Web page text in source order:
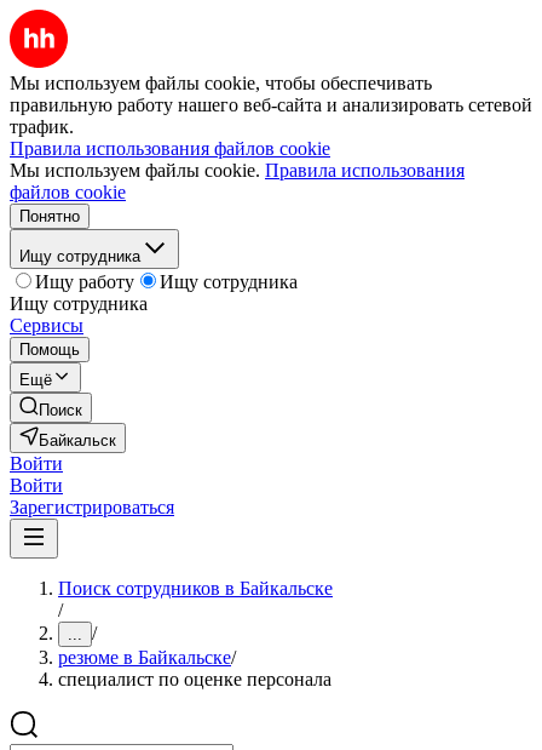
Мы используем файлы cookie, чтобы обеспечивать
правильную работу нашего веб-сайта и анализировать сетевой
трафик.
Правила использования файлов cookie
Мы используем файлы cookie. Правила использования
файлов cookie
Понятно
Ищу сотрудника
Ищу работу
Ищу сотрудника
Ищу сотрудника
Сервисы
Помощь
Ещё
Поиск
Байкальск
Войти
Войти
Зарегистрироваться
Поиск сотрудников в Байкальске
/
... /
резюме в Байкальске/
специалист по оценке персонала